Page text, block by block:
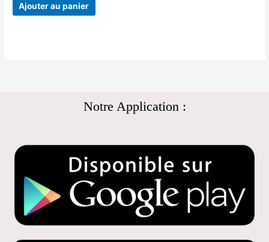
Ajouter au panier
Notre Application :